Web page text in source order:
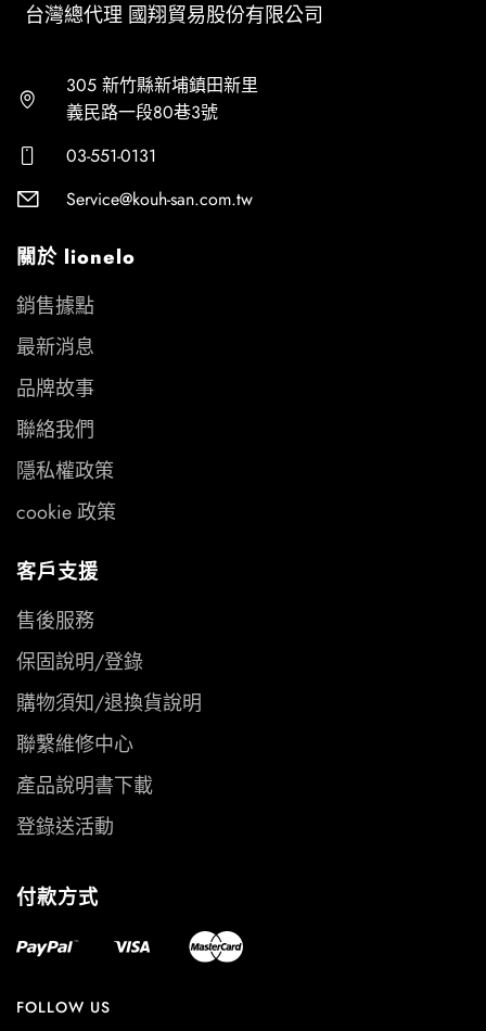
台灣總代理 國翔貿易股份有限公司
305 新竹縣新埔鎮田新里
義民路一段80巷3號
03-551-0131
Service@kouh-san.com.tw
關於 lionelo
銷售據點
最新消息
品牌故事
聯絡我們
隱私權政策
cookie 政策
客戶支援
售後服務
保固說明/登錄
購物須知/退換貨說明
聯繫維修中心
產品說明書下載
登錄送活動
付款方式
FOLLOW US